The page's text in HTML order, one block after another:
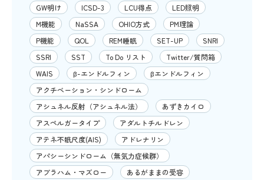
GW明け
ICSD-3 LCU得点
LED照明
M機能
NaSSA OHIO方式
PM理論
P機能
QOL REM睡眠 SET-UP
SNRI
SSRI
SST To Do リスト
Twitter/質問箱
WAIS
β-エンドルフィン
βエンドルフィン
アクチベーション・シンドローム
アシュネル反射（アシュネル法）
あずきカイロ
アスペルガータイプ
アダルトチルドレン
アテネ不眠尺度(AIS)
アドレナリン
アパシーシンドローム（無気力症候群）
アブラハム・マズロー
あるがままの受容